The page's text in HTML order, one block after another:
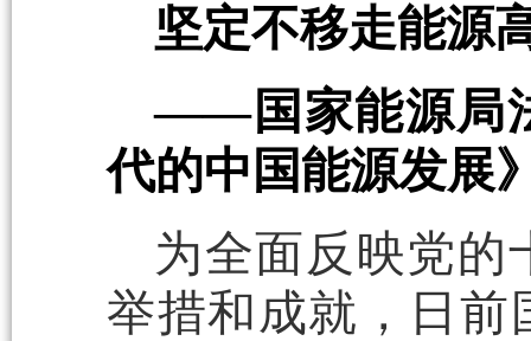
坚定不移走能源
——国家能源局
代的中国能源发展
为全面反映党的
举措和成就，日前